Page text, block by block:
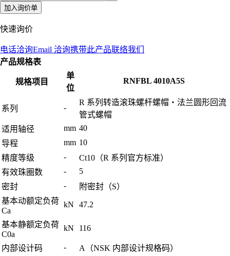
加入询价单
快速询价
电话洽询Email 洽询携带此产品联络我们
产品规格表
规格项目
单
位
RNFBL 4010A5S
系列 -
R 系列转造滚珠螺杆螺帽・法兰圆形回流
管式螺帽
适用轴径
mm 40
导程
mm 10
精度等级
-
Ct10（R 系列官方标准）
有效珠圈数
-
5
密封
-
附密封（S）
基本动额定负荷
Ca
kN 47.2
基本静额定负荷
C0a
kN 116
内部设计码 -
A（NSK 内部设计规格码）